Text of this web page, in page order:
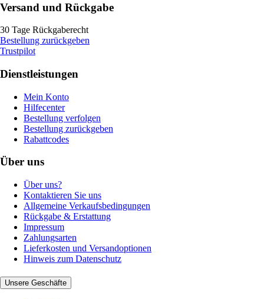
Versand und Rückgabe
30 Tage Rückgaberecht
Bestellung zurückgeben
Trustpilot
Dienstleistungen
Mein Konto
Hilfecenter
Bestellung verfolgen
Bestellung zurückgeben
Rabattcodes
Über uns
Über uns?
Kontaktieren Sie uns
Allgemeine Verkaufsbedingungen
Rückgabe & Erstattung
Impressum
Zahlungsarten
Lieferkosten und Versandoptionen
Hinweis zum Datenschutz
Unsere Geschäfte